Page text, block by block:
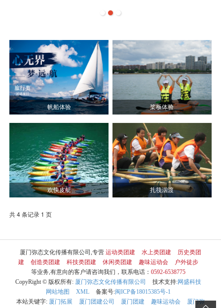
帆船体验 桨板体验
欢快皮艇 扎筏泅渡
共 4 条记录 1 页
厦门弥态文化传播有限公司,专营 运动类团建 水上类团建
历史类团
建
创造类团建 科技类团建 休闲类团建 趣味运动会
户外徒步
等业务,有意向的客户请咨询我们，联系电话： 0592-6538775
CopyRight © 版权所有: 厦门弥态文化传播有限公司 技术支持:网盛科技
网站地图
XML 备案号:闽ICP备18015385号-1
本站关键字: 厦门拓展 厦门团建公司 厦门团建 趣味运动会
厦门弥